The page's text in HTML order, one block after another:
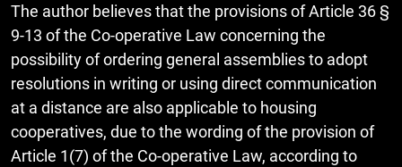
The author believes that the provisions of Article 36 §
9-13 of the Co-operative Law concerning the
possibility of ordering general assemblies to adopt
resolutions in writing or using direct communication
at a distance are also applicable to housing
cooperatives, due to the wording of the provision of
Article 1(7) of the Co-operative Law, according to